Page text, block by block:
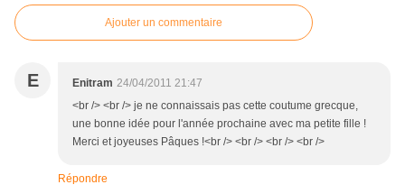
Ajouter un commentaire
E Enitram 24/04/2011 21:47
<br /> <br /> je ne connaissais pas cette coutume grecque,
une bonne idée pour l'année prochaine avec ma petite fille !
Merci et joyeuses Pâques !<br /> <br /> <br /> <br />
Répondre